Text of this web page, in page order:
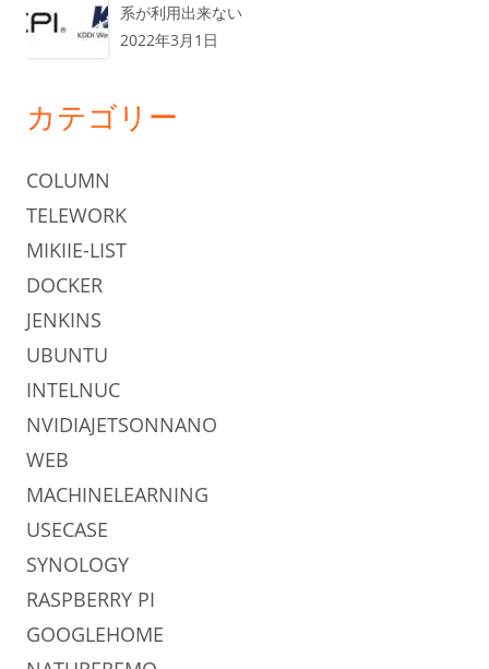
系が利用出来ない
2022年3月1日
カテゴリー
COLUMN
TELEWORK
MIKIIE-LIST
DOCKER
JENKINS
UBUNTU
INTELNUC
NVIDIAJETSONNANO
WEB
MACHINELEARNING
USECASE
SYNOLOGY
RASPBERRY PI
GOOGLEHOME